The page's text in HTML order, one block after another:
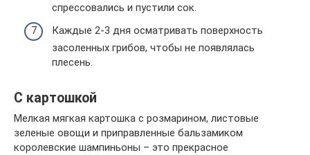
спрессовались и пустили сок.
Каждые 2-3 дня осматривать поверхность
засоленных грибов, чтобы не появлялась
плесень.
С картошкой
Мелкая мягкая картошка с розмарином, листовые
зеленые овощи и приправленные бальзамиком
королевские шампиньоны – это прекрасное